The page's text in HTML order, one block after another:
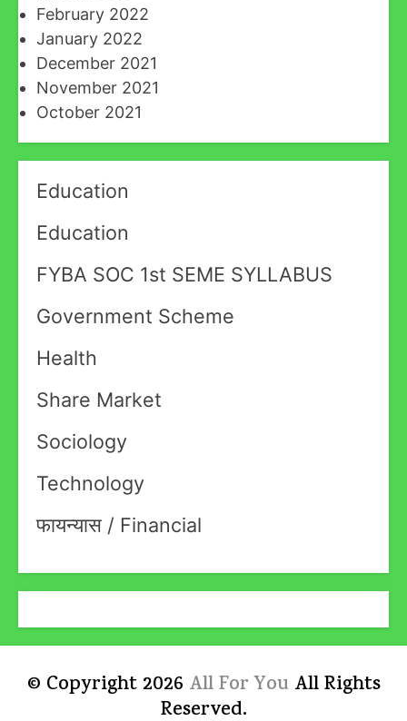
February 2022
January 2022
December 2021
November 2021
October 2021
Education
Education
FYBA SOC 1st SEME SYLLABUS
Government Scheme
Health
Share Market
Sociology
Technology
फायन्यास / Financial
© Copyright 2026 All For YouAll Rights
Reserved.